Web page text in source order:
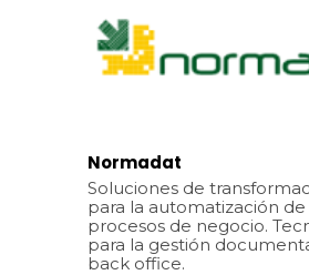
Normadat
Soluciones de
para la automatización de
procesos de negocio.
para la gestión
back office.